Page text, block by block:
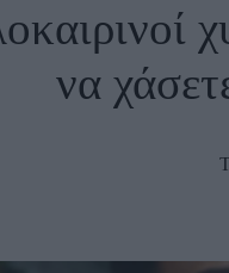
Celebrities
να